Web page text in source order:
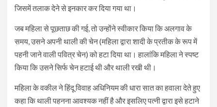
जिसमें तलाक देने से इनकार कर दिया गया था।
जब महिला से पूछताछ की गई, तो उन्होंने स्वीकार किया कि अलगाव के
समय, उसने अपनी थाली की चेन (महिला द्वारा शादी के प्रतीक के रूप में
पहनी जाने वाली पवित्र चेन) को हटा दिया था। हालांकि महिला ने स्पष्ट
किया कि उसने सिर्फ चेन हटाई थी और थाली रखी थी।
महिला के वकील ने हिंदू विवाह अधिनियम की धारा सात का हवाला देते हुए
कहा कि थाली पहनना आवश्यक नहीं है और इसलिए पत्नी द्वारा इसे हटाने